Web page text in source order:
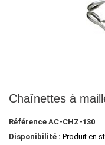
Chaînettes à
Référence AC-CHZ-130
Disponibilité : Produit en